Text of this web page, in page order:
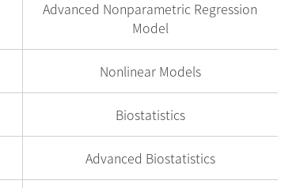
Advanced Nonparametric Regression
Model
Nonlinear Models
Biostatistics
Advanced Biostatistics